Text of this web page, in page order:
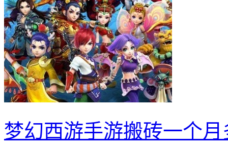
梦幻西游手游搬砖一个